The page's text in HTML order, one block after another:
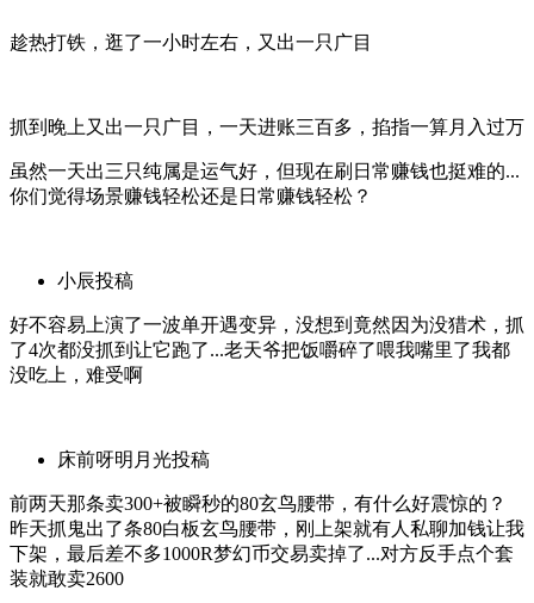
趁热打铁，逛了一小时左右，又出一只广目
抓到晚上又出一只广目，一天进账三百多，掐指一算月入过万
虽然一天出三只纯属是运气好，但现在刷日常赚钱也挺难的...
你们觉得场景赚钱轻松还是日常赚钱轻松？
小辰投稿
好不容易上演了一波单开遇变异，没想到竟然因为没猎术，抓
了4次都没抓到让它跑了...老天爷把饭嚼碎了喂我嘴里了我都
没吃上，难受啊
床前呀明月光投稿
前两天那条卖300+被瞬秒的80玄鸟腰带，有什么好震惊的？
昨天抓鬼出了条80白板玄鸟腰带，刚上架就有人私聊加钱让我
下架，最后差不多1000R梦幻币交易卖掉了...对方反手点个套
装就敢卖2600